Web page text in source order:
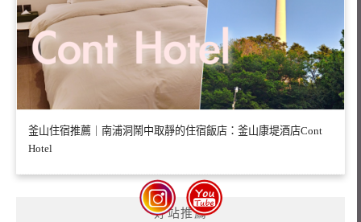
釜山住宿推薦｜南浦洞鬧中取靜的住宿飯店：釜山康堤酒店Cont
Hotel
好站推薦